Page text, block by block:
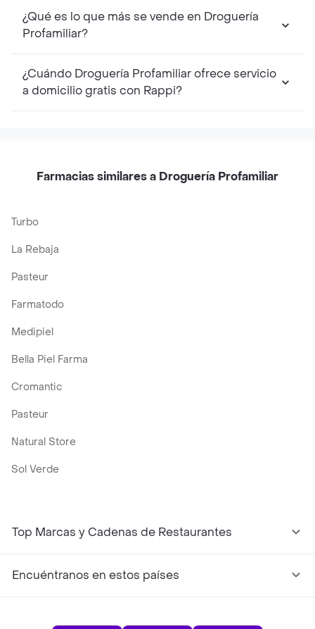
¿Qué es lo que más se vende en Droguería
Profamiliar?
¿Cuándo Droguería Profamiliar ofrece servicio
a domicilio gratis con Rappi?
Farmacias similares a Droguería Profamiliar
Turbo
La Rebaja
Pasteur
Farmatodo
Medipiel
Bella Piel Farma
Cromantic
Pasteur
Natural Store
Sol Verde
Top Marcas y Cadenas de Restaurantes
Encuéntranos en estos países